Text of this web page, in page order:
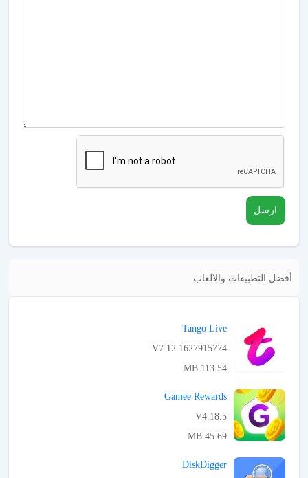
ارسل
أفضل التطبيقات والالعاب
Tango Live
V7.12.1627915774
113.54 MB
Gamee Rewards
V4.18.5
45.69 MB
DiskDigger